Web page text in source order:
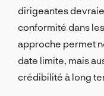
dirigeantes
conformité dans
approche permet
date limite, mais
crédibilité à long